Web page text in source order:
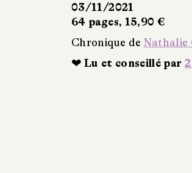
03/11/2021
64 pages, 15,90 €
Chronique de Nathalie
❤ Lu et conseillé par